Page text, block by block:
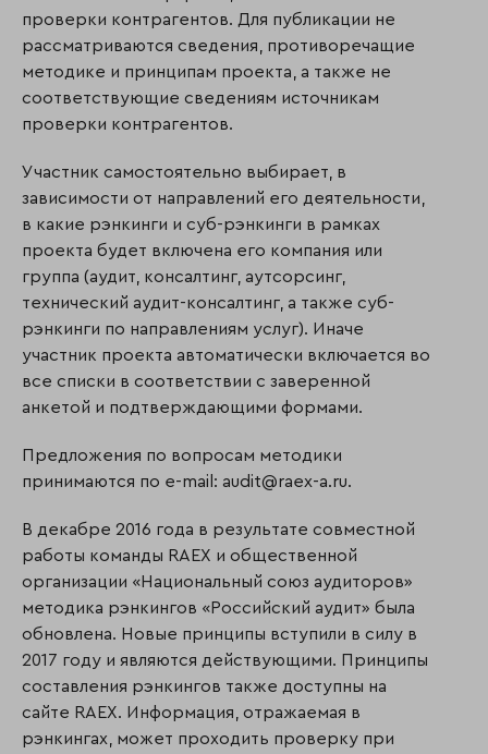
проверки контрагентов. Для публикации не
рассматриваются сведе­ния, противоречащие
методике и принципам проекта, а также не
соответствующие сведениям источникам
проверки контрагентов.
Участник самостоятельно выбирает, в
зависимости от направлений его деятельности,
в какие рэнкинги и суб-рэнкинги в рамках
проекта будет включена его компания или
группа (аудит, консалтинг, аутсорсинг,
технический аудит-консалтинг, а также суб-
рэнкинги по направлениям услуг). Иначе
участник проекта автоматически включается во
все списки в соответствии с заверенной
анкетой и подтверждающими формами.
Предложения по вопросам методики
принимаются по e-mail: audit@raex-a.ru.
В декабре 2016 года в результате совместной
работы команды RAEX и общественной
организации «Национальный союз аудиторов»
методика рэнкингов «Российский аудит» была
обновлена. Новые принципы вступили в силу в
2017 году и являются действующими. Принципы
составления рэнкингов также доступны на
сайте RAEX. Информация, отражаемая в
рэнкингах, может проходить проверку при